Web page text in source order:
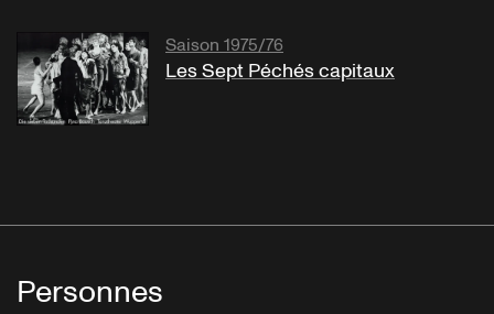
Saison 1975/76
Les Sept Péchés capitaux
Personnes